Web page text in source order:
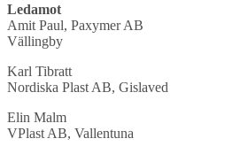
Ledamot
Amit Paul, Paxymer AB
Vällingby
Karl Tibratt
Nordiska Plast AB, Gislaved
Elin Malm
VPlast AB, Vallentuna